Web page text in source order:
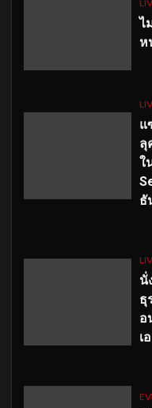
ไ
ห
แ
ลุ
ใ
ธั
นั่
ธุ
อ
เ